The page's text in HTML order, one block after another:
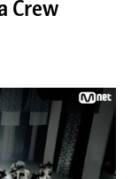
Crew